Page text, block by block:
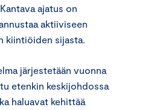
ajatus on
aktiiviseen
kiintiöiden sijasta.
järjestetään vuonna
etenkin keskijohdossa
haluavat kehittää